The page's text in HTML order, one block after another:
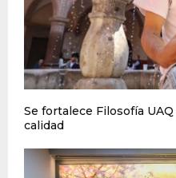
Se fortalece Filosofía
calidad